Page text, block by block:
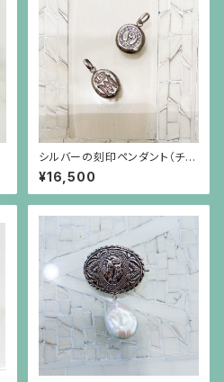
シルバーの刻印ペンダント（チェ
ーン別）
¥16,500